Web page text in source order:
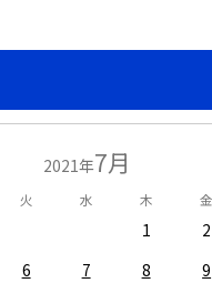
2021年7月
火 水 木 金
1 2
6 7 8 9